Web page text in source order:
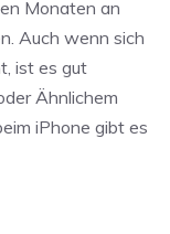
Monaten an
Auch wenn sich
ist es gut
Ähnlichem
iPhone gibt es